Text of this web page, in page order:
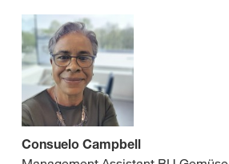
Consuelo Campbell